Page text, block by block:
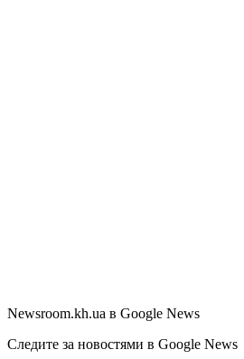
Newsroom.kh.ua в Google News
Следите за новостями в Google News